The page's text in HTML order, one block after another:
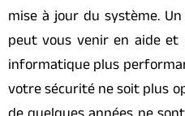
mise à jour du système.
peut vous venir en aide
informatique plus
votre sécurité ne soit plus
de quelques années ne